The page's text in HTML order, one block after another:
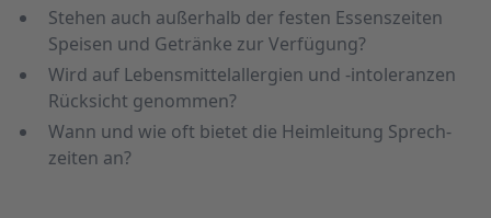
Stehen auch außer­halb der festen Essens­zeiten
Speisen und Getränke zur Verfügung?
Wird auf Lebens­mittel­allergien und -intoleranzen
Rück­sicht genommen?
Wann und wie oft bietet die Heim­leitung Sprech­
zeiten an?